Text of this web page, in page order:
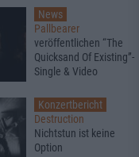
News
Pallbearer
veröffentlichen “The
Quicksand Of Existing”-
Single & Video
Konzertbericht
Destruction
Nichtstun ist keine
Option